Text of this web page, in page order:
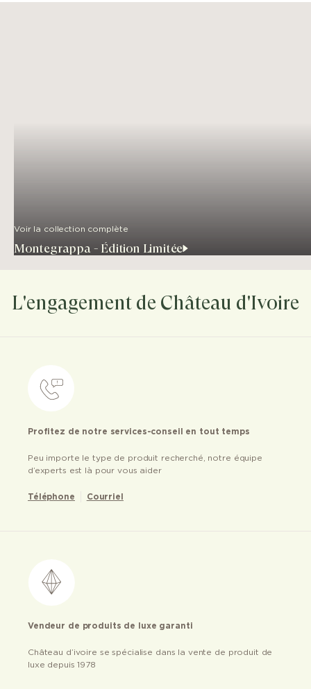
Voir la collection complète
Montegrappa - Édition Limitée
L'engagement de Château d'Ivoire
Profitez de notre services-conseil en tout temps
Peu importe le type de produit recherché, notre équipe
d’experts est là pour vous aider
Téléphone Courriel
Vendeur de produits de luxe garanti
Château d’ivoire se spécialise dans la vente de produit de
luxe depuis 1978